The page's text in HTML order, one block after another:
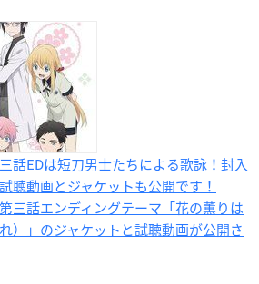
話EDは短刀男士たちによる歌詠！封入
聴動画とジャケットも公開です！
三話エンディングテーマ「花の薫りは
）」のジャケットと試聴動画が公開さ